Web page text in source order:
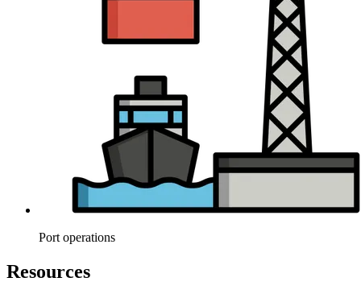
Port operations
Resources